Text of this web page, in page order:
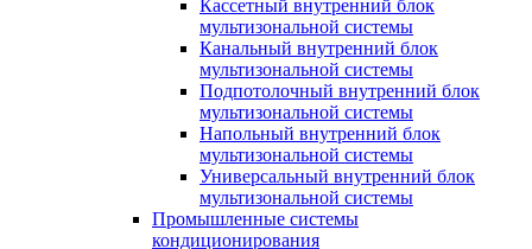
Кассетный внутренний блок
мультизональной системы
Канальный внутренний блок
мультизональной системы
Подпотолочный внутренний блок
мультизональной системы
Напольный внутренний блок
мультизональной системы
Универсальный внутренний блок
мультизональной системы
Промышленные системы
кондиционирования